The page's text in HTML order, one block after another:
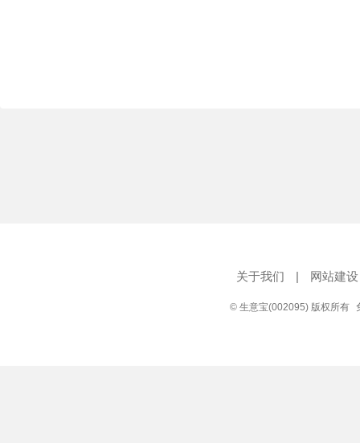
关于我们 | 网站建设
© 生意宝(002095) 版权所有